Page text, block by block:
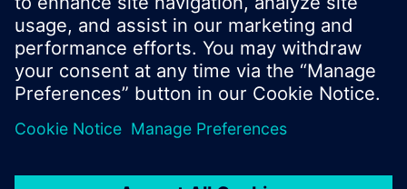
© Siemens Switzerland Ltd. 2017